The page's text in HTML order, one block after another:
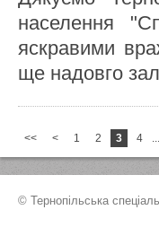
населення
яскравими
ще надовго
<< < 1 2 3 4 ...
© Тернопільська